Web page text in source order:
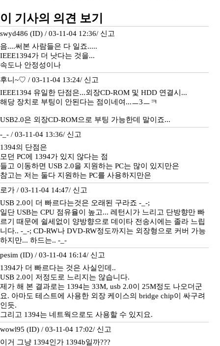
이 기사의 의견 보기
swyd486 (ID) / 03-11-04 12:36/ 신고
음....써본 사람들은 다 일죠.....
IEEE1394가 더 낫다는 것을...
속도나 안정성이나
후니~♡ / 03-11-04 13:24/ 신고
IEEE1394 유일한 단점은...외장CD-ROM 및 HDD 연결시...
해당 장치로 부팅이 안된다는 점이네여...ㅡ3ㅡㅋ
USB2.0은 외장CD-ROM으로 부팅 가능한데 말이죠...
-_- / 03-11-04 13:36/ 신고
1394의 단점은
모던 PC에 1394가 있지 않다는 점
들고 이동하면 USB 2.0을 지원하는 PC는 많이 있지만은
참고는 저는 둘다 지원하는 PC를 사용하지만은
로가 / 03-11-04 14:47/ 신고
USB 2.0이 더 빠르다는것은 오래된 구라죠 -_-;
일단 USB는 CPU 점유율이 높고... 레턴시가 느리고 단방향만 빠
르기 때문에 쉴세없이 양방향으로 데이타 전송시에는 졸라 느립
니다.. -_-; CD-RW나 DVD-RW정도까지는 외장형으로 커버 가능
하지만... 하드는.. -_-
pesim (ID) / 03-11-04 16:14/ 신고
1394가 더 빠르다는 것은 사실인데..
USB 2.0이 저정도로 느리지는 않습니다.
제가 해 본 결과로는 1394는 33M, usb 2.0이 25M정도 나오더군
요. 아마도 테스트에 사용한 외장 케이스의 bridge chip이 싸구려
인듯.
그리고 1394는 네트웍으로도 사용할 수 있지요.
wowl95 (ID) / 03-11-04 17:02/ 신고
이거 그냥 1394인가 1394b일까???